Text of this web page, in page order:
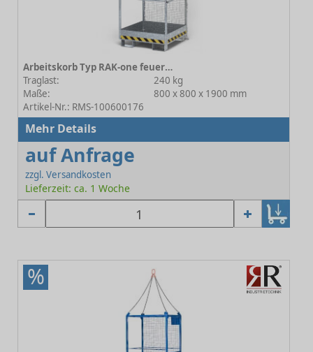
Arbeitskorb Typ RAK-one feuerverzinkt
Traglast:
240 kg
Maße:
800 x 800 x 1900 mm
Artikel-Nr.: RMS-100600176
Mehr Details
auf Anfrage
zzgl. Versandkosten
Lieferzeit: ca. 1 Woche
%